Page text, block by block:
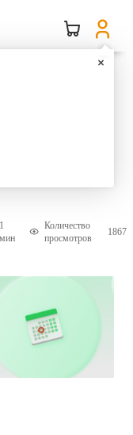
1
мин
Количество
просмотров
1867